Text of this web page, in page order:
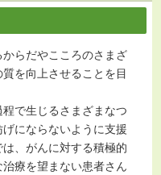
らだやこころのさまざ
を向上させることを目
で生じるさまざまなつ
にならないように支援
、がんに対する積極的
療を望まない患者さん